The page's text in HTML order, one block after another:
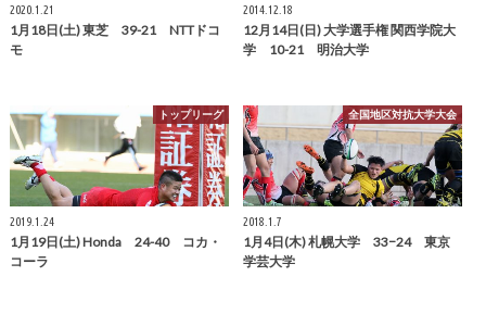
2020.1.21
1月18日(土) 東芝 39-21 NTTドコ
モ
2014.12.18
12月14日(日) 大学選手権 関西学院大
学 10-21 明治大学
トップリーグ
2019.1.24
1月19日(土) Honda 24-40 コカ・
コーラ
全国地区対抗大学大会
2018.1.7
1月4日(木) 札幌大学 33−24 東京
学芸大学